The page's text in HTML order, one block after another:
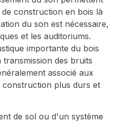
construction en bois là
du son est nécessaire,
et les auditoriums.
importante du bois
des bruits
associé aux
construction plus durs et
de sol ou d'un système